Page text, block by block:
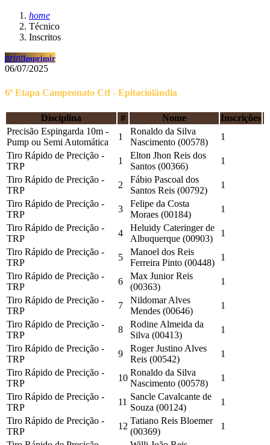
home
Técnico
Inscritos
printImprimir
06/07/2025
6º Etapa Campeonato Ctf - Epitaciolândia
Disciplina # Nome
Inscrições
Precisão Espingarda 10m -
Pump ou Semi Automática
1
Ronaldo da Silva
Nascimento (00578)
1
Tiro Rápido de Precição -
TRP
1
Elton Jhon Reis dos
Santos (00366)
1
Tiro Rápido de Precição -
TRP
2
Fábio Pascoal dos
Santos Reis (00792)
1
Tiro Rápido de Precição -
TRP
3
Felipe da Costa
Moraes (00184)
1
Tiro Rápido de Precição -
TRP
4
Heluidy Cateringer de
Albuquerque (00903)
1
Tiro Rápido de Precição -
TRP
5
Manoel dos Reis
Ferreira Pinto (00448)
1
Tiro Rápido de Precição -
TRP
6
Max Junior Reis
(00363)
1
Tiro Rápido de Precição -
TRP
7
Nildomar Alves
Mendes (00646)
1
Tiro Rápido de Precição -
TRP
8
Rodine Almeida da
Silva (00413)
1
Tiro Rápido de Precição -
TRP
9
Roger Justino Alves
Reis (00542)
1
Tiro Rápido de Precição -
TRP
10
Ronaldo da Silva
Nascimento (00578)
1
Tiro Rápido de Precição -
TRP
11
Sancle Cavalcante de
Souza (00124)
1
Tiro Rápido de Precição -
TRP
12
Tatiano Reis Bloemer
(00369)
1